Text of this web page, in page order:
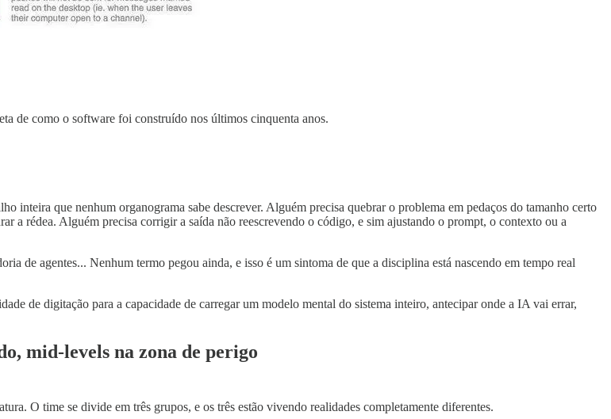
de como o software foi construído nos últimos cinquenta anos.
inteira que nenhum organograma sabe descrever. Alguém precisa quebrar o problema em pedaços do tamanho certo
a rédea. Alguém precisa corrigir a saída não reescrevendo o código, e sim ajustando o prompt, o contexto ou a
de agentes... Nenhum termo pegou ainda, e isso é um sintoma de que a disciplina está nascendo em tempo real
de digitação para a capacidade de carregar um modelo mental do sistema inteiro, antecipar onde a IA vai errar,
mid-levels na zona de perigo
O time se divide em três grupos, e os três estão vivendo realidades completamente diferentes.